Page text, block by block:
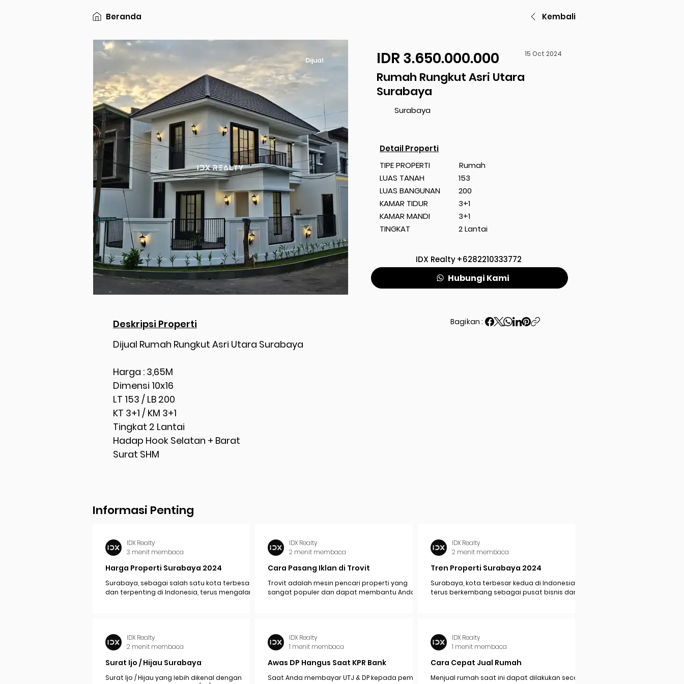
Beranda Kembali
Dijual IDR 3.650.000.000 15 Oct 2024
Rumah Rungkut Asri Utara
Surabaya
Surabaya
Detail Properti
TIPE PROPERTI
LUAS TANAH
LUAS BANGUNAN
KAMAR TIDUR
KAMAR MANDI
TINGKAT
Rumah
153
200
3+1
3+1
2 Lantai
IDX Realty+6282210333772
Hubungi Kami
Deskripsi Properti Bagikan :
Dijual Rumah Rungkut Asri Utara Surabaya
Harga : 3,65M
Dimensi 10x16
LT 153 / LB 200
KT 3+1 / KM 3+1
Tingkat 2 Lantai
Hadap Hook Selatan + Barat
Surat SHM
Informasi Penting
Harga Properti Surabaya 2024
Surabaya, sebagai salah satu kota terbesar
dan terpenting di Indonesia, terus mengalami
IDX Realty
3 menit membaca
Cara Pasang Iklan di Trovit
Trovit adalah mesin pencari properti yang
sangat populer dan dapat membantu Anda
IDX Realty
2 menit membaca
Tren Properti Surabaya 2024
Surabaya, kota terbesar kedua di Indonesia,
terus berkembang sebagai pusat bisnis dan
IDX Realty
2 menit membaca
Surat Ijo / Hijau Surabaya
Surat Ijo / Hijau yang lebih dikenal dengan
IDX Realty
2 menit membaca
Awas DP Hangus Saat KPR Bank
Saat Anda membayar UTJ & DP kepada pemilik /
IDX Realty
1 menit membaca
Cara Cepat Jual Rumah
Menjual rumah saat ini dapat dilakukan secara
IDX Realty
1 menit membaca